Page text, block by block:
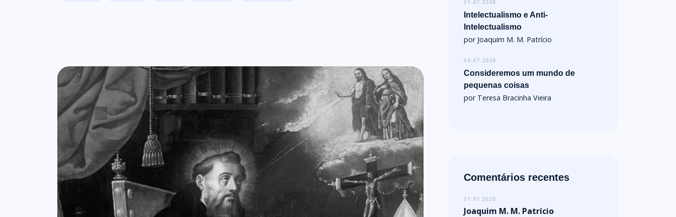
31.07.2026
Intelectualismo e Anti-
Intelectualismo
por Joaquim M. M. Patrício
30.07.2026
Consideremos um mundo de
pequenas coisas
por Teresa Bracinha Vieira
Comentários recentes
31.07.2026
Joaquim M. M. Patrício